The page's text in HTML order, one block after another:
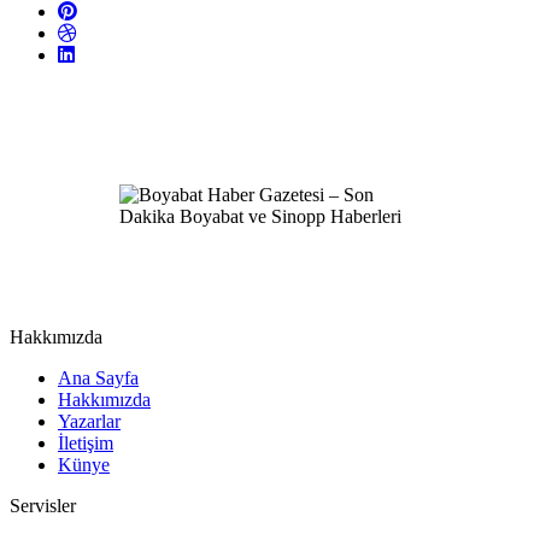
Hakkımızda
Ana Sayfa
Hakkımızda
Yazarlar
İletişim
Künye
Servisler